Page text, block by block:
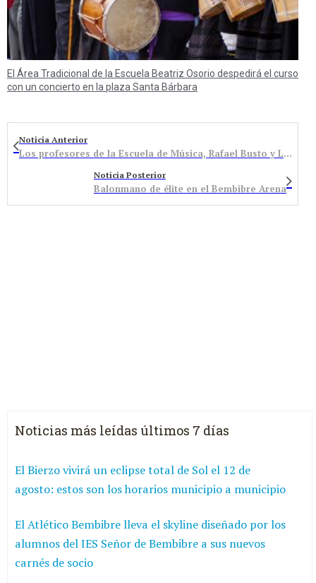
El Área Tradicional de la Escuela Beatriz Osorio despedirá el curso
con un concierto en la plaza Santa Bárbara
Noticia Anterior
Los profesores de la Escuela de Música, Rafael Busto y Luis A. Mondelo, representan al Bierzo en la Mostra de Instrumentos Tradicionais Pardinas
Noticia Posterior
Balonmano de élite en el Bembibre Arena
Noticias más leídas últimos 7 días
El Bierzo vivirá un eclipse total de Sol el 12 de
agosto: estos son los horarios municipio a municipio
El Atlético Bembibre lleva el skyline diseñado por los
alumnos del IES Señor de Bembibre a sus nuevos
carnés de socio